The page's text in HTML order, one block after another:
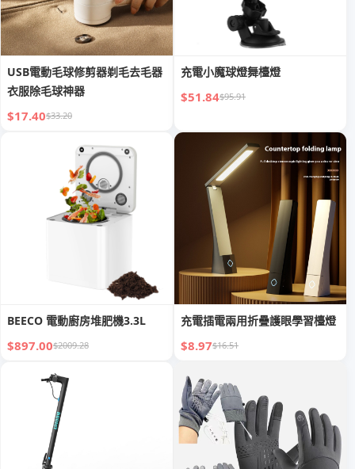
USB電動毛球修剪器剃毛去毛器
衣服除毛球神器
$17.40$33.20
充電小魔球燈舞檯燈
$51.84$95.91
BEECO 電動廚房堆肥機3.3L
$897.00$2009.28
充電插電兩用折疊護眼學習檯燈
$8.97$16.51